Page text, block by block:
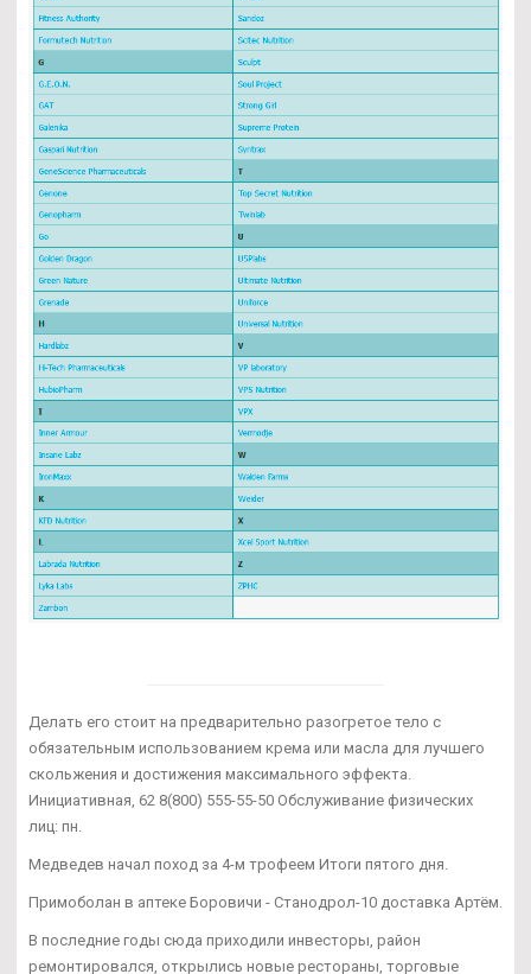
Делать его стоит на предварительно разогретое тело с
обязательным использованием крема или масла для лучшего
скольжения и достижения максимального эффекта.
Инициативная, 62 8(800) 555-55-50 Обслуживание физических
лиц: пн.
Медведев начал поход за 4-м трофеем Итоги пятого дня.
Примоболан в аптеке Боровичи - Станодрол-10 доставка Артём.
В последние годы сюда приходили инвесторы, район
ремонтировался, открылись новые рестораны, торговые